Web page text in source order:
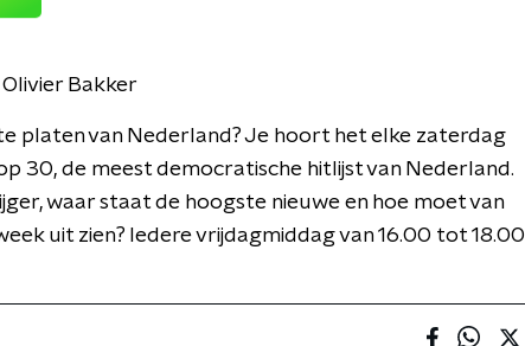
Olivier Bakker
platen van Nederland? Je hoort het elke zaterdag
30, de meest democratische hitlijst van Nederland.
waar staat de hoogste nieuwe en hoe moet van
uit zien? Iedere vrijdagmiddag van 16.00 tot 18.00